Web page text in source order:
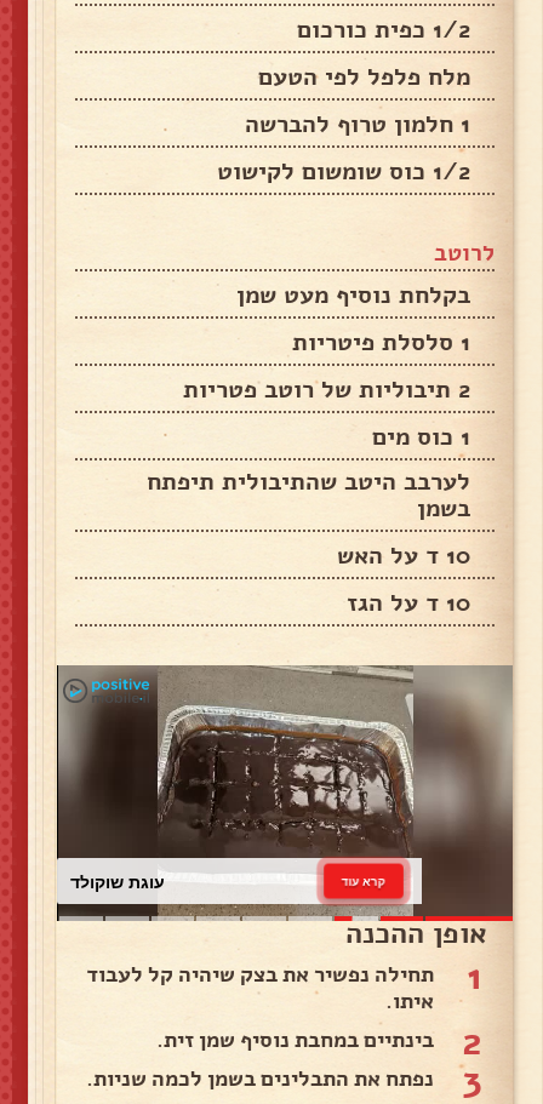
1/2 כפית כורכום
מלח פלפל לפי הטעם
1 חלמון טרוף להברשה
1/2 כוס שומשום לקישוט
לרוטב
בקלחת נוסיף מעט שמן
1 סלסלת פיטריות
2 תיבוליות של רוטב פטריות
1 כוס מים
לערבב היטב שהתיבולית תיפתח
בשמן
10 ד על האש
10 ד על הגז
עוגת שוקולד קרא עוד
אופן ההכנה
1
תחילה נפשיר את בצק שיהיה קל לעבוד
איתו.
2 בינתיים במחבת נוסיף שמן זית.
3 נפתח את התבלינים בשמן לכמה שניות.